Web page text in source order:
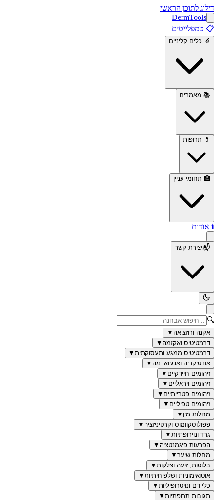
דילוג לתוכן הראשי
DermTools
📋 טמפלייטים
🔬 כלים קליניים
📚 מאמרים
💊 תרופות
🏥 תחומי עניין
ℹ️ אודות
📬יצירת קשר
🔍
אקנה ורוזציאה ▼
דרמטיטיס ואקזמה ▼
דרמטיטיס ממגע ותעסוקתית ▼
אורטיקריה ואנגיואדמה ▼
זיהומים חיידקיים ▼
זיהומים ויראליים ▼
זיהומים פטרייתיים ▼
זיהומים טפיליים ▼
מחלות מין ▼
פפולוסקוומוס וקרטיניזציה ▼
גרד ונוירופתיות ▼
הפרעות פיגמנטציה ▼
מחלות שיער ▼
בלוטות, זיעה וצלקות ▼
אוטואימוניות ושלפוחיתיות ▼
כלי דם ונויטרופיליות ▼
תגובות תרופתיות ▼